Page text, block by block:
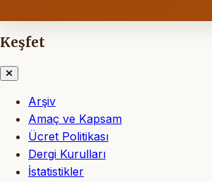
Keşfet
Arşiv
Amaç ve Kapsam
Ücret Politikası
Dergi Kurulları
İstatistikler